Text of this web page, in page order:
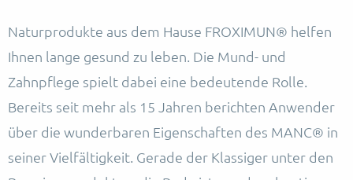
Naturprodukte aus dem Hause FROXIMUN® helfen
Ihnen lange gesund zu leben. Die Mund- und
Zahnpflege spielt dabei eine bedeutende Rolle.
Bereits seit mehr als 15 Jahren berichten Anwender
über die wunderbaren Eigenschaften des MANC® in
seiner Vielfältigkeit. Gerade der Klassiger unter den